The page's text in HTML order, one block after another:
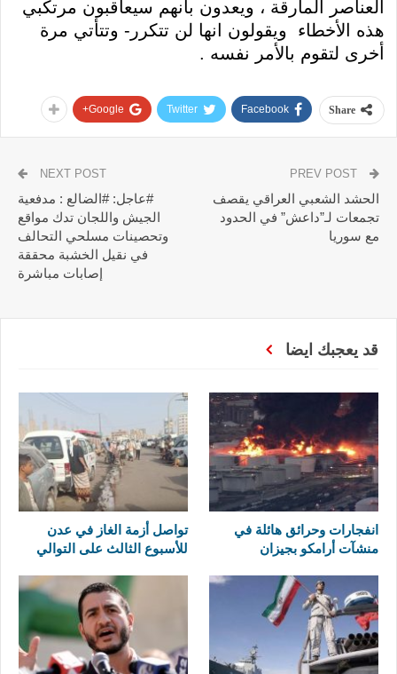
العناصر المارقة ، ويعدون بأنهم سيعاقبون مرتكبي
هذه الأخطاء ويقولون انها لن تتكرر- وتتأتي مرة
أخرى لتقوم بالأمر نفسه .
Share
Facebook
Twitter
Google+
الحشد الشعبي العراقي يقصف
تجمعات لـ”داعش” في الحدود
مع سوريا
NEXT POST
#عاجل: #الضالع : مدفعية
الجيش واللجان تدك مواقع
وتحصينات مسلحي التحالف
في نقيل الخشبة محققة
إصابات مباشرة
قد يعجبك ايضا
انفجارات وحرائق هائلة في
منشآت أرامكو بجيزان
تواصل أزمة الغاز في عدن
للأسبوع الثالث على التوالي